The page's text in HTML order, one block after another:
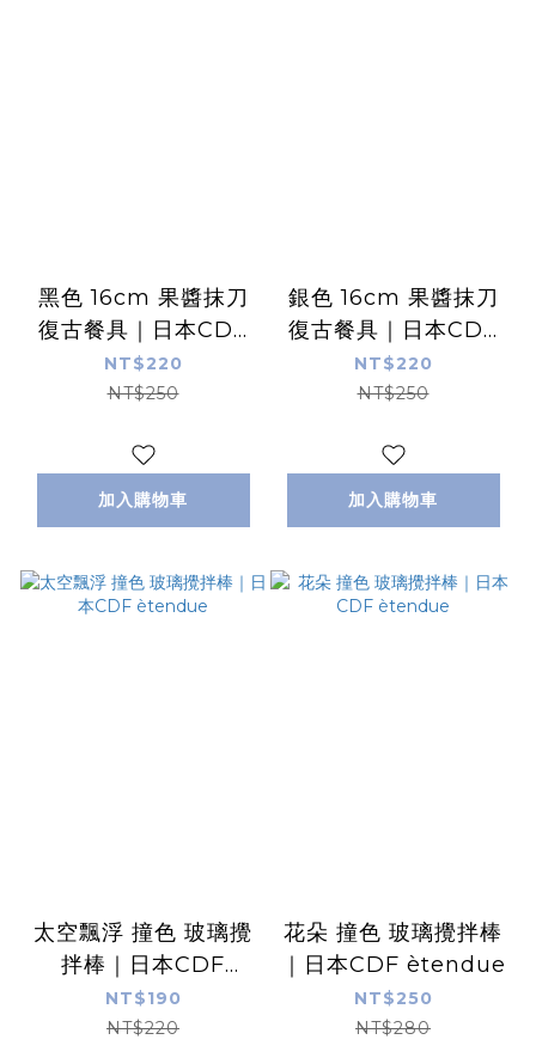
黑色 16cm 果醬抹刀
復古餐具｜日本CDF
ètendue
NT$220
NT$250
加入購物車
銀色 16cm 果醬抹刀
復古餐具｜日本CDF
ètendue
NT$220
NT$250
加入購物車
太空飄浮 撞色 玻璃攪
拌棒｜日本CDF
ètendue
NT$190
NT$220
花朵 撞色 玻璃攪拌棒
｜日本CDF ètendue
NT$250
NT$280